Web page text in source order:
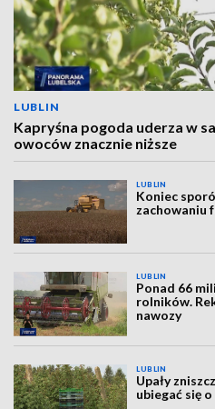
LUBLIN
Kapryśna pogoda uderza w
owoców znacznie niższe
LUBLIN
Koniec
zachowaniu
LUBLIN
Ponad 66
rolników.
nawozy
LUBLIN
Upały
ubiegać się